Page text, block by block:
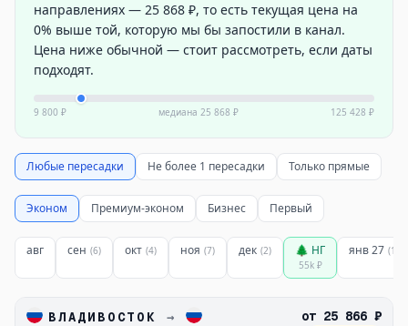
направлениях — 25 868 ₽, то есть текущая цена на
0% выше той, которую мы бы запостили в канал.
Цена ниже обычной — стоит рассмотреть, если даты
подходят.
9 800 ₽ медиана 25 868 ₽ 125 428 ₽
Любые пересадки Не более 1 пересадки Только прямые
Эконом Премиум-эконом Бизнес Первый
авг сен (6) окт (4) ноя (7) дек (2) 🌲 НГ
55k₽
янв 27 (1
ВЛАДИВОСТОК
→
от 25 866 ₽